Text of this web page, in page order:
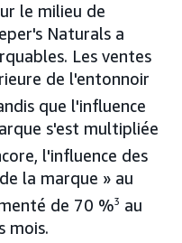
le milieu de
Naturals a
Les ventes
de l'entonnoir
que l'influence
s'est multipliée
l'influence des
la marque » au
de 70 %3 au
mois.